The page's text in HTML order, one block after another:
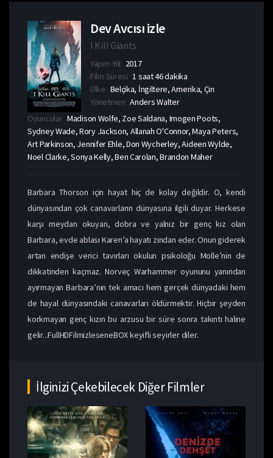
Dev Avcısı izle
I Kill Giants
Yapım Yılı 2017
Film Süresi 1 saat 46 dakika
Ülke Belçika, İngiltere, Amerika, Çin
Yönetmen Anders Walter
Oyuncular Madison Wolfe, Zoe Saldana, Imogen Poots,
Sydney Wade, Rory Jackson, Allanah O'Connor, Maya Peters,
Art Parkinson, Jennifer Ehle, Don Wycherley, Aideen Wylde,
Noel Clarke, Sonya Kelly, Ben Carolan, Brandon Maher
Barbara Thorson için hayat hiç de kolay değildir. O, kendi
dünyasından çok canavarların dünyasına ilgili duyar. Herkese
karşı meydan okuyan, dobra ve yalnız bir genç kız olan
Barbara, evde ablası Karen’a hayatı zindan eder. Onun giderek
artan endişe verici tavırları okulun psikoloğu Molle’nin de
dikkatinden kaçmaz. Norveç Warhammer oyununu yanından
ayırmayan Barbara’nın tek amacı hem gerçek dünyadaki hem
de hayal dünyasındaki canavarları öldürmektir. Hiçbir şeyden
korkmayan genç kızın bu arzusu bir süre sonra takıntı haline
gelir...FullHDFilmizleseneBOX keyifli seyirler diler.
İlginizi Çekebilecek Diğer Filmler